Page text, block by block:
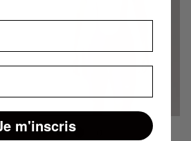
m'inscris